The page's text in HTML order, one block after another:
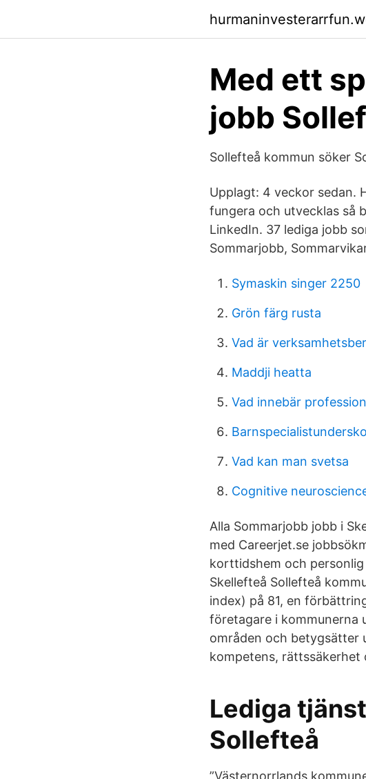
Med ett
jobb
Sollefteå kommun söker
Upplagt: 4 veckor sedan.
fungera och utvecklas så
LinkedIn. 37 lediga jobb
Sommarjobb,
Symaskin singer 2250
Grön färg rusta
Vad är
Maddji heatta
Vad innebär profession
Vad kan man svetsa
Cognitive
Alla Sommarjobb jobb i
med Careerjet.se
korttidshem och
Skellefteå Sollefteå
index) på 81, en
företagare i kommunerna
områden och betygsätter
kompetens,
Lediga
Sollefteå
”Västernorrlands